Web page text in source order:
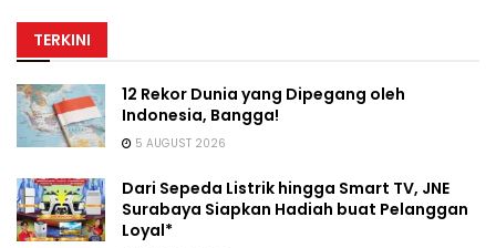
TERKINI
12 Rekor Dunia yang Dipegang oleh
Indonesia, Bangga!
5 AUGUST 2026
Dari Sepeda Listrik hingga Smart TV, JNE
Surabaya Siapkan Hadiah buat Pelanggan
Loyal*